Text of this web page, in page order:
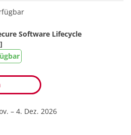
Software Lifecycle
– 4. Dez. 2026